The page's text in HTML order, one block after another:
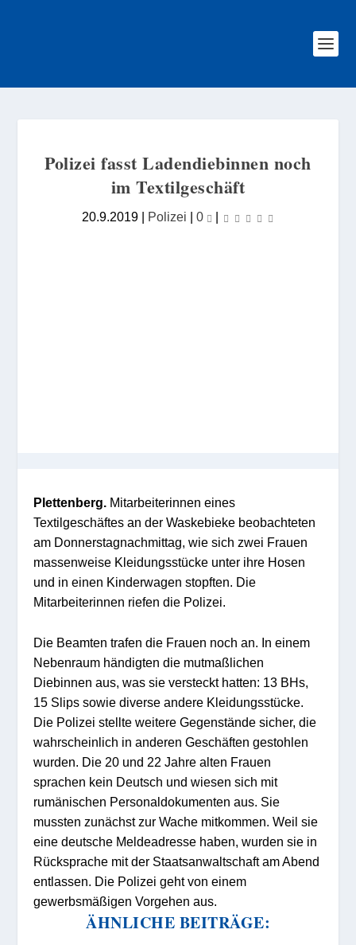
Polizei fasst Ladendiebinnen noch
im Textilgeschäft
20.9.2019 | Polizei | 0 |
Plettenberg. Mitarbeiterinnen eines
Textilgeschäftes an der Waskebieke beobachteten
am Donnerstagnachmittag, wie sich zwei Frauen
massenweise Kleidungsstücke unter ihre Hosen
und in einen Kinderwagen stopften. Die
Mitarbeiterinnen riefen die Polizei.
Die Beamten trafen die Frauen noch an. In einem
Nebenraum händigten die mutmaßlichen
Diebinnen aus, was sie versteckt hatten: 13 BHs,
15 Slips sowie diverse andere Kleidungsstücke.
Die Polizei stellte weitere Gegenstände sicher, die
wahrscheinlich in anderen Geschäften gestohlen
wurden. Die 20 und 22 Jahre alten Frauen
sprachen kein Deutsch und wiesen sich mit
rumänischen Personaldokumenten aus. Sie
mussten zunächst zur Wache mitkommen. Weil sie
eine deutsche Meldeadresse haben, wurden sie in
Rücksprache mit der Staatsanwaltschaft am Abend
entlassen. Die Polizei geht von einem
gewerbsmäßigen Vorgehen aus.
ÄHNLICHE BEITRÄGE: